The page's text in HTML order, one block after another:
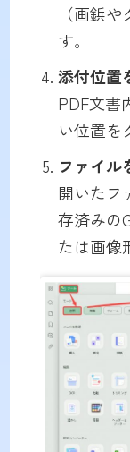
（画鋲
す。
添付位置
PDF文書
い位置を
ファイル
開いたフ
存済みの
たは画像